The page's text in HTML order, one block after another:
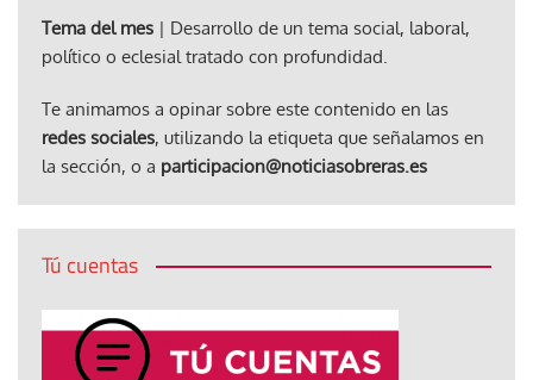
Tema del mes | Desarrollo de un tema social, laboral,
político o eclesial tratado con profundidad.
Te animamos a opinar sobre este contenido en las
redes sociales, utilizando la etiqueta que señalamos en
la sección, o a participacion@noticiasobreras.es
Tú cuentas